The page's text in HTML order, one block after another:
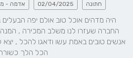
חתונה 02/04/2025 אדמה -